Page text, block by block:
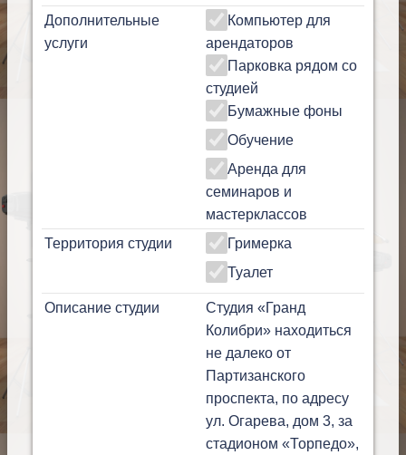
Дополнительные
услуги
Компьютер для
арендаторов
Парковка рядом со
студией
Бумажные фоны
Обучение
Аренда для
семинаров и
мастерклассов
Территория студии
Гримерка
Туалет
Описание студии
Студия «Гранд
Колибри» находиться
не далеко от
Партизанского
проспекта, по адресу
ул. Огарева, дом 3, за
стадионом «Торпедо»,